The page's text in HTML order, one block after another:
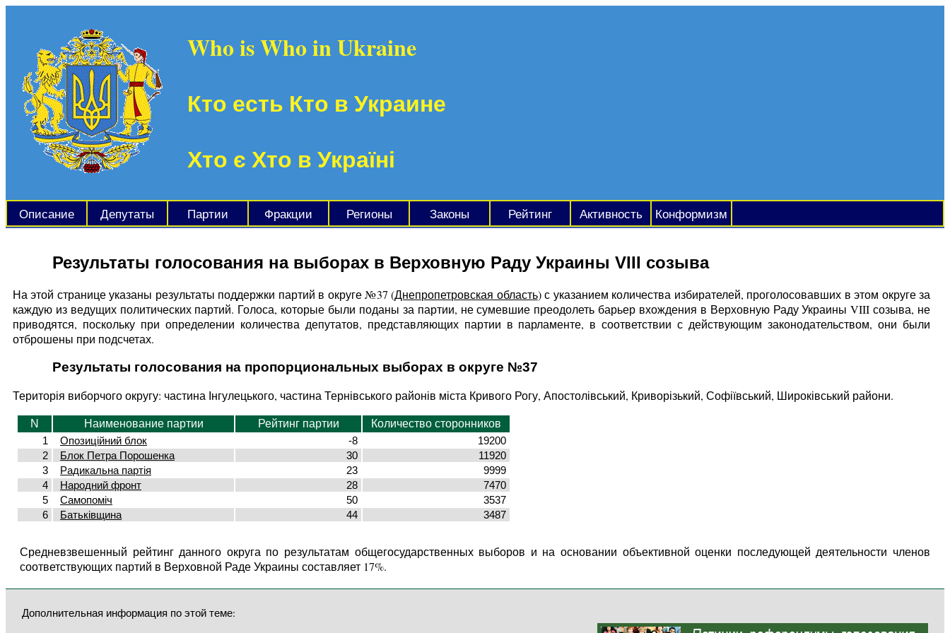
Who is Who in Ukraine
Кто есть Кто в Украине
Хто є Хто в Україні
Описание Депутаты Партии Фракции Регионы Законы Рейтинг Активность Конформизм
Результаты голосования на выборах в Верховную Раду Украины VIII созыва
На этой странице указаны результаты поддержки партий в округе №37 (Днепропетровская область) с указанием количества избирателей, проголосовавших в этом округе за
каждую из ведущих политических партий. Голоса, которые были поданы за партии, не сумевшие преодолеть барьер вхождения в Верховную Раду Украины VIII созыва, не
приводятся, поскольку при определении количества депутатов, представляющих партии в парламенте, в соответствии с действующим законодательством, они были
отброшены при подсчетах.
Результаты голосования на пропорциональных выборах в округе №37
Територія виборчого округу: частина Інгулецького, частина Тернівського районів міста Кривого Рогу, Апостолівський, Криворізький, Софіївський, Широківський райони.
N Наименование партии Рейтинг партии
Количество сторонников
1
Опозиційний блок -8
19200
2
Блок Петра Порошенка 30
11920
3
Радикальна партія 23
9999
4
Народний фронт 28
7470
5
Самопоміч 50
3537
6
Батьківщина 44 3487
Средневзвешенный рейтинг данного округа по результатам общегосударственных выборов и на основании объективной оценки последующей деятельности членов
соответствующих партий в Верховной Раде Украины составляет 17%.
Дополнительная информация по этой теме: